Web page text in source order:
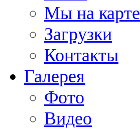
Мы на карте
Загрузки
Контакты
Галерея
Фото
Видео